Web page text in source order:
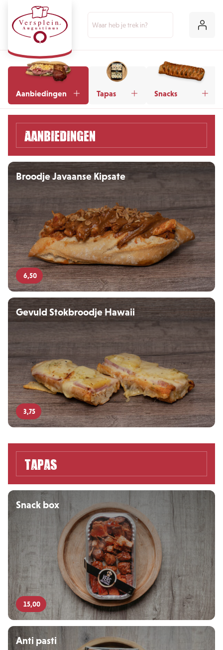
Aanbiedingen Tapas Snacks
Aanbiedingen
Broodje Javaanse Kipsate
6,50
Gevuld Stokbroodje Hawaii
3,75
Tapas
Snack box
15,00
Anti pasti